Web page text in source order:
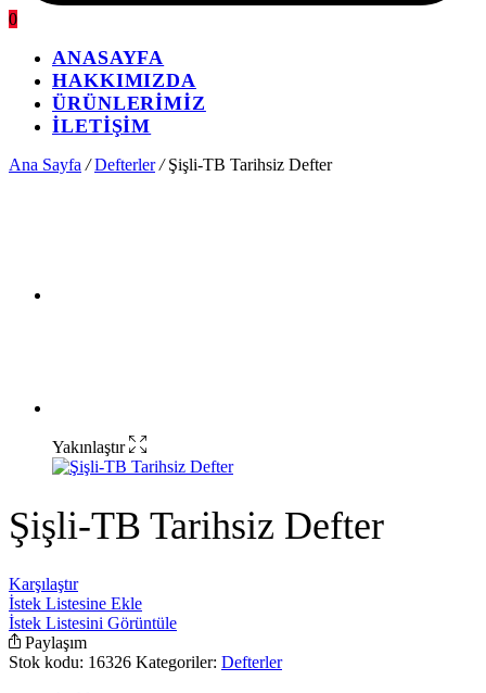
0
ANASAYFA
HAKKIMIZDA
ÜRÜNLERİMİZ
İLETİŞİM
Ana Sayfa / Defterler /Şişli-TB Tarihsiz Defter
Yakınlaştır
Şişli-TB Tarihsiz Defter
Karşılaştır
İstek Listesine Ekle
İstek Listesini Görüntüle
Paylaşım
Stok kodu: 16326 Kategoriler: Defterler